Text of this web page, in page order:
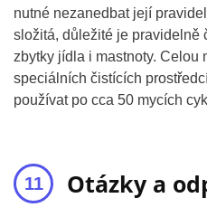
nutné nezanedbat její
složitá, důležité je pravidelně
zbytky jídla i mastnoty. Celou
speciálních čistících
používat po cca 50 mycích
Otázky a